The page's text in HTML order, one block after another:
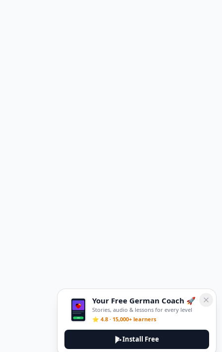
Your Free German Coach 🚀
Stories, audio & lessons for every level
⭐ 4.8 · 15,000+ learners
Install Free